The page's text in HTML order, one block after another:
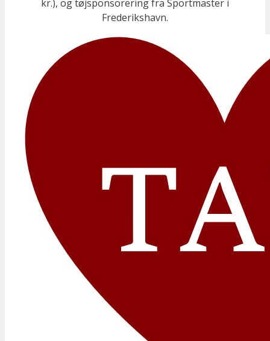
kr.), og tøjsponsorering fra Sportmaster i
Frederikshavn.